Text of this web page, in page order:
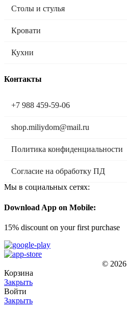
Столы и стулья
Кровати
Кухни
Контакты
+7 988 459-59-06
shop.miliydom@mail.ru
Политика конфиденциальности
Согласие на обработку ПД
Мы в социальных сетях:
Download App on Mobile:
15% discount on your first purchase
© 2026
Корзина
Закрыть
Войти
Закрыть